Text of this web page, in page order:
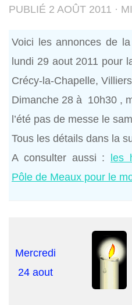
PUBLIÉ 2 AOÛT 2011 ·
Voici les annonces de
lundi 29 aout 2011 pour
Crécy-la-Chapelle,
Dimanche 28 à 10h30 ,
l’été pas de messe le
Tous les détails dans la
A consulter aussi :
les
Pôle de Meaux pour le
Mercredi
24 aout